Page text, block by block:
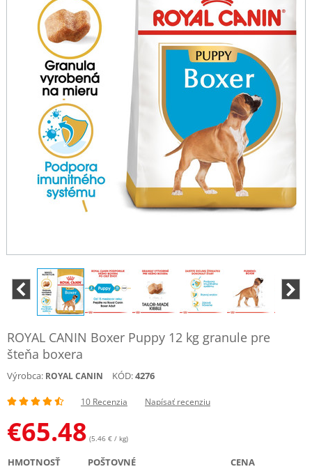
ROYAL CANIN Boxer Puppy 12 kg granule pre
šteňa boxera
Výrobca: ROYAL CANIN KÓD:4276
10 Recenzia Napísať recenziu
€65.48 (5.46 € / kg)
HMOTNOSŤ POŠTOVNÉ CENA